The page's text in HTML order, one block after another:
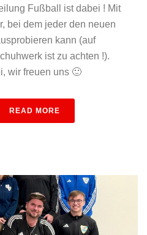
Fußball ist dabei ! Mit
bei dem jeder den neuen
kann (auf
ist zu achten !).
wir freuen uns 🙂
READ MORE